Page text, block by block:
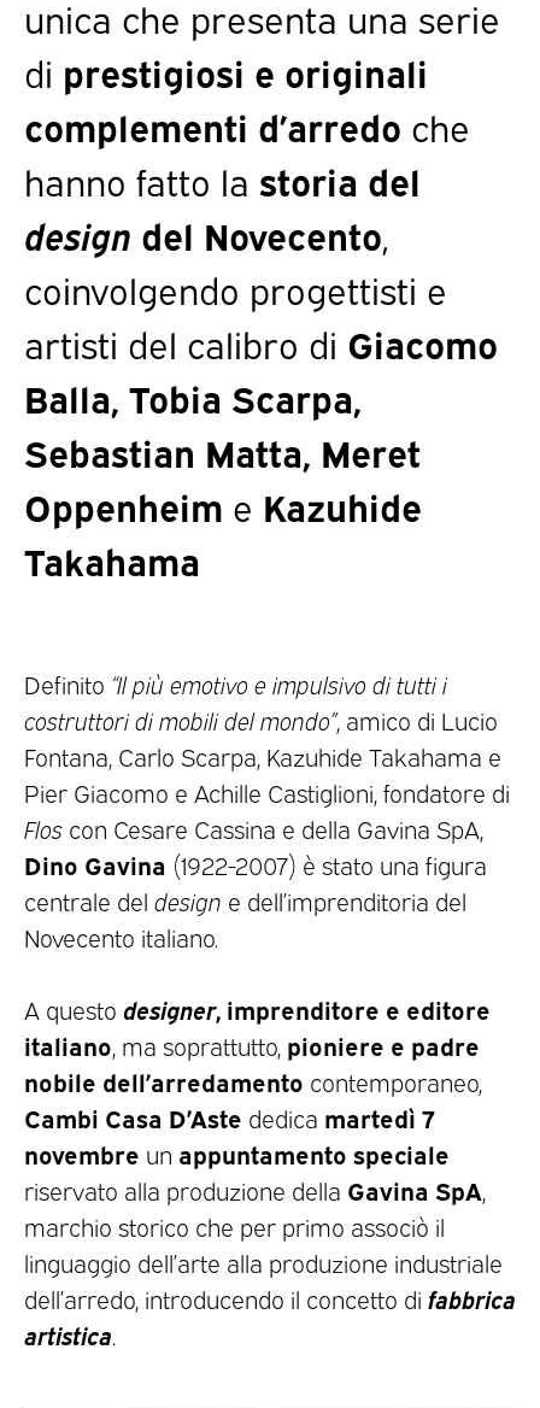
unica che presenta una serie
di prestigiosi e originali
complementi d’arredo che
hanno fatto la storia del
design del Novecento,
coinvolgendo progettisti e
artisti del calibro di Giacomo
Balla, Tobia Scarpa,
Sebastian Matta, Meret
Oppenheim e Kazuhide
Takahama
Definito “Il più emotivo e impulsivo di tutti i
costruttori di mobili del mondo”, amico di Lucio
Fontana, Carlo Scarpa, Kazuhide Takahama e
Pier Giacomo e Achille Castiglioni, fondatore di
Flos con Cesare Cassina e della Gavina SpA,
Dino Gavina (1922-2007) è stato una figura
centrale del design e dell’imprenditoria del
Novecento italiano.
A questo designer, imprenditore e editore
italiano , ma soprattutto, pioniere e padre
nobile dell’arredamento contemporaneo,
Cambi Casa D’Aste dedica martedì 7
novembre un appuntamento speciale
riservato alla produzione della Gavina SpA
marchio storico che per primo associò il
linguaggio dell’arte alla produzione industriale
dell’arredo, introducendo il concetto di fabbrica
artistica